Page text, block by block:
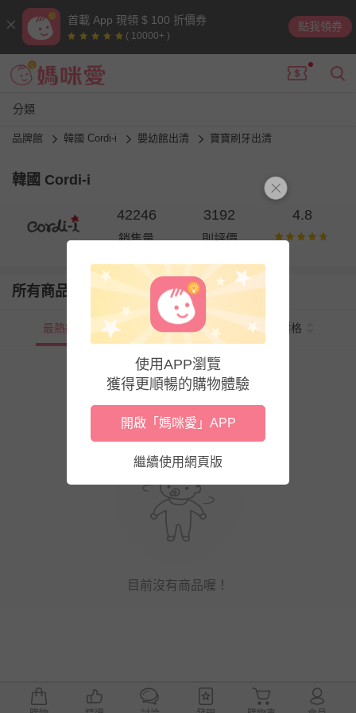
首載 App 現領 $ 100 折價券
( 10000+ )
點我領券
分類
品牌館 韓國 Cordi-i 嬰幼館出清 寶寶刷牙出清
韓國 Cordi-i
42246
銷售量
3192
則評價
4.8
所有商品
最熱銷 新上市 價格
目前沒有商品喔！
使用APP瀏覽
獲得更順暢的購物體驗
開啟「媽咪愛」APP
繼續使用網頁版